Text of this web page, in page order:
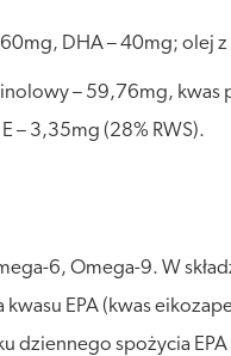
DHA – 40mg; olej
– 59,76mg, kwas
– 3,35mg (28% RWS).
6, Omega-9. W
EPA (kwas
dziennego spożycia